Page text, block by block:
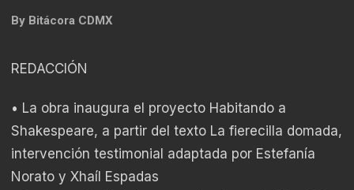
By Bitácora CDMX
REDACCIÓN
• La obra inaugura el proyecto Habitando a
Shakespeare, a partir del texto La fierecilla domada,
intervención testimonial adaptada por Estefanía
Norato y Xhaíl Espadas